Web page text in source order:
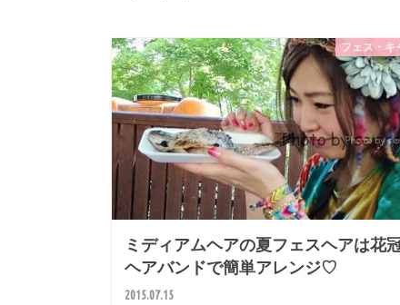
フェス・キ
ミディアムヘアの夏フェスヘアは花
ヘアバンドで簡単アレンジ♡
2015.07.15